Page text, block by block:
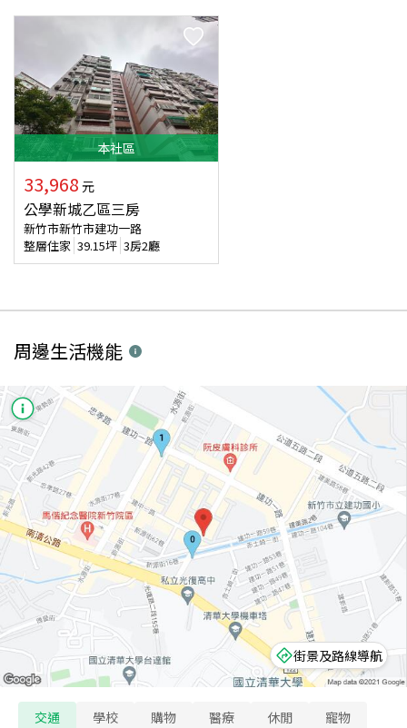
本社區
33,968 元
公學新城乙區三房
新竹市新竹市建功一路
整層住家 39.15坪 3房2廳
周邊生活機能
街景及路線導航
交通 學校 購物 醫療 休閒 寵物